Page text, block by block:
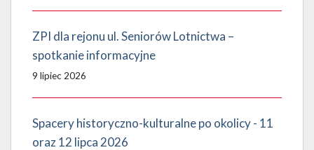
ZPI dla rejonu ul. Seniorów Lotnictwa –
spotkanie informacyjne
9 lipiec 2026
Spacery historyczno-kulturalne po okolicy - 11
oraz 12 lipca 2026